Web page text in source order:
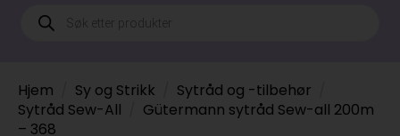
Products
search
Hjem Sy og Strikk
Sytråd og -tilbehør
Sytråd Sew-All
Gütermann sytråd Sew-all 200m
– 368